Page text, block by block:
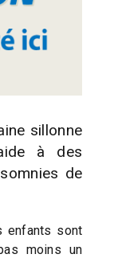
sillonne
à des
de
enfants sont
moins un